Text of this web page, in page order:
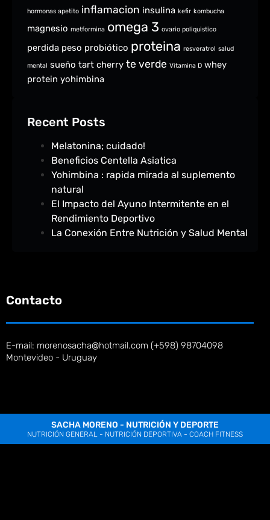
hormonas apetito inflamacion insulina kefir kombucha
magnesio metformina omega 3 ovario poliquistico
perdida peso probiótico proteina resveratrol salud
mental sueño tart cherry te verde Vitamina D whey
protein yohimbina
Recent Posts
Melatonina; cuidado!
Beneficios Centella Asiatica
Yohimbina : rapida mirada al suplemento
natural
El Impacto del Ayuno Intermitente en el
Rendimiento Deportivo
La Conexión Entre Nutrición y Salud Mental
Contacto
E-mail: morenosacha@hotmail.com (+598) 98704098
Montevideo - Uruguay
SACHA MORENO - NUTRICIÓN Y DEPORTE
NUTRICIÓN GENERAL - NUTRICIÓN DEPORTIVA - COACH FITNESS